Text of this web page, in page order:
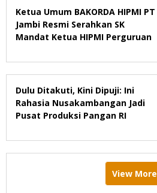
Ketua Umum BAKORDA HIPMI PT
Jambi Resmi Serahkan SK
Mandat Ketua HIPMI Perguruan
Dulu Ditakuti, Kini Dipuji: Ini
Rahasia Nusakambangan Jadi
Pusat Produksi Pangan RI
View More